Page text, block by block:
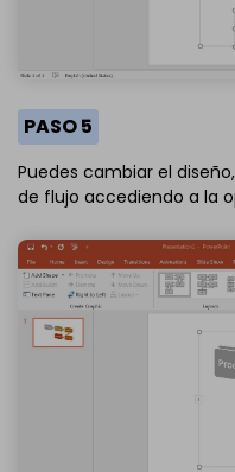
PASO 5
Puedes cambiar el
de flujo accediendo a la